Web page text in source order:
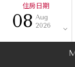
住房日期
08 Aug
2026